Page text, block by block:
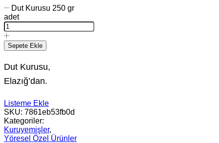
Dut Kurusu 250 gr
adet
Sepete Ekle
Dut Kurusu,
Elazığ’dan.
Listeme Ekle
SKU: 7861eb53fb0d
Kategoriler:
Kuruyemişler,
Yöresel Özel Ürünler